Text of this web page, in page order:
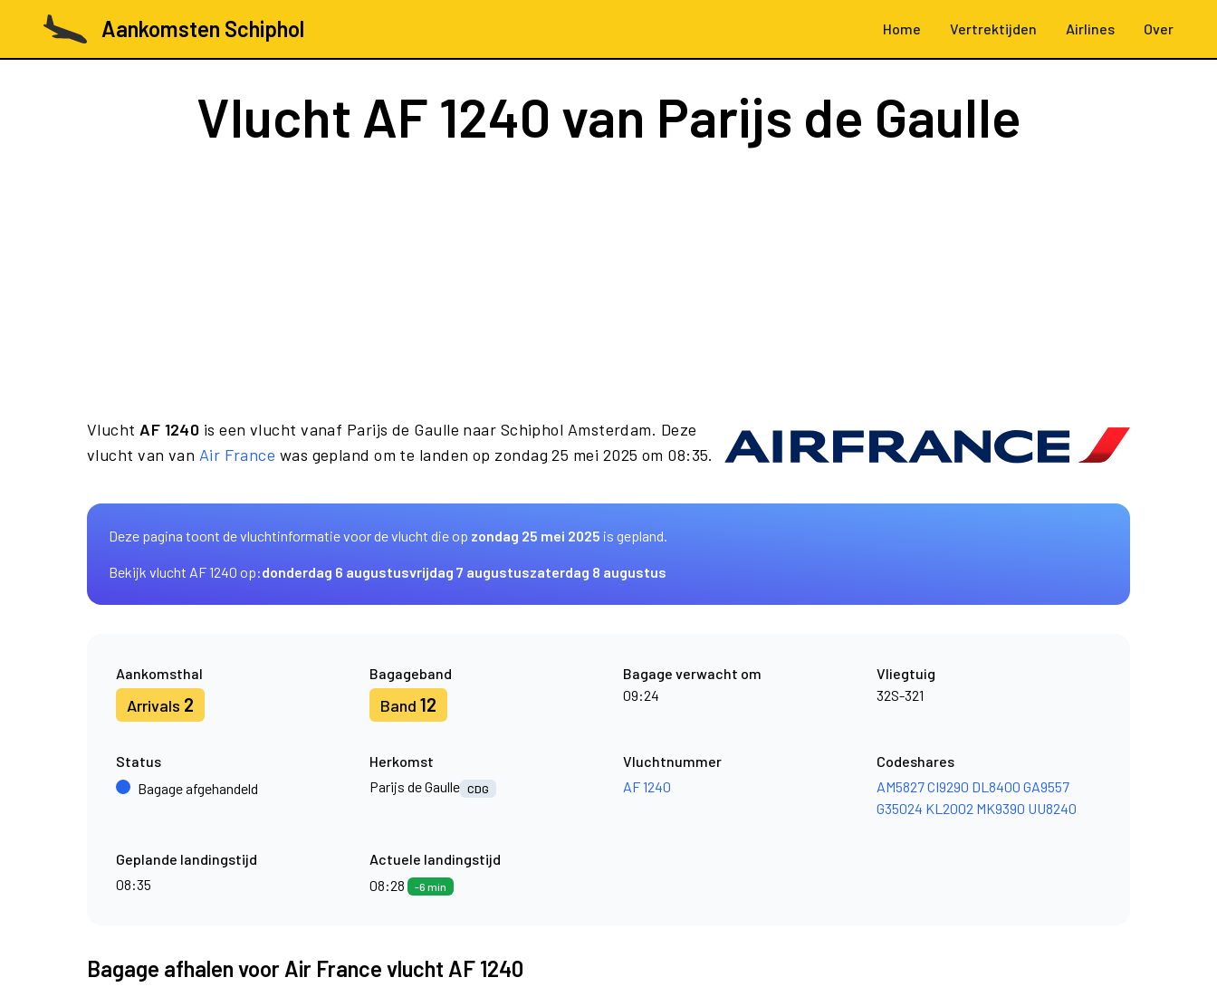
Aankomsten Schiphol Home Vertrektijden Airlines Over
Vlucht AF 1240 van Parijs de Gaulle
Vlucht AF 1240 is een vlucht vanaf Parijs de Gaulle naar Schiphol Amsterdam. Deze
vlucht van van Air France was gepland om te landen op zondag 25 mei 2025 om 08:35.
Deze pagina toont de vluchtinformatie voor de vlucht die op zondag 25 mei 2025 is gepland.
Bekijk vlucht AF 1240 op:donderdag 6 augustusvrijdag 7 augustuszaterdag 8 augustus
Aankomsthal
Arrivals 2
Bagageband
Band 12
Bagage verwacht om
09:24
Vliegtuig
32S-321
Status
Bagage afgehandeld
Herkomst
Parijs de Gaulle CDG
Vluchtnummer
AF 1240
Codeshares
AM5827CI9290 DL8400 GA9557
G35024 KL2002 MK9390 UU8240
Geplande landingstijd
08:35
Actuele landingstijd
08:28
-6 min
Bagage afhalen voor Air France vlucht AF 1240